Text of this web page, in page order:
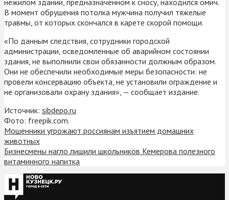
В момент обрушения потолка мужчина получил тяжелые
травмы, от которых скончался в карете скорой помощи.
«По данным следствия, сотрудники городской
администрации, осведомленные об аварийном состоянии
здания, не выполнили свои обязанности должным образом.
Они не обеспечили необходимые меры безопасности: не
провели консервацию объекта, не установили ограждение и
не организовали охрану здания», — сообщает издание.
Источник: sibdepo.ru
Фото: freepik.com.
Мошенники угрожают россиянам изъятием домашних
животных
Бизнесмены нагло лишили школьников Кемерова полезного
витаминного напитка